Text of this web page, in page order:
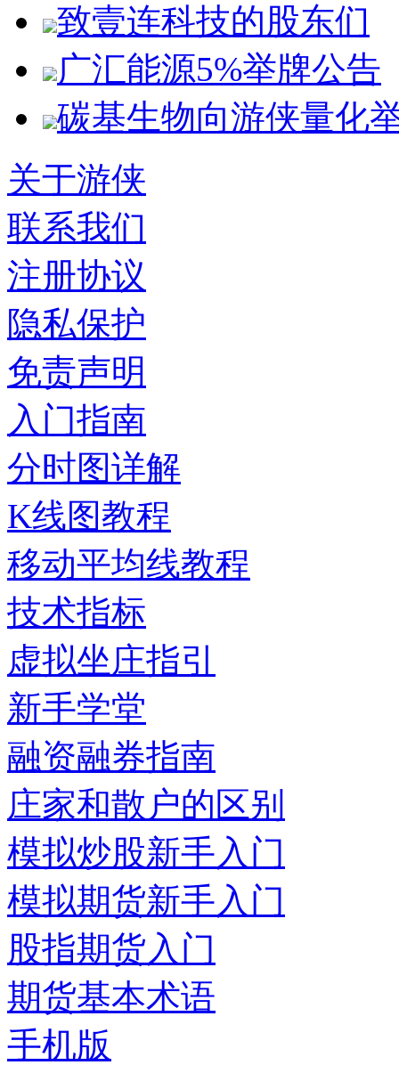
致壹连科技的股东们
广汇能源5%举牌公告
碳基生物向游侠量化
关于游侠
联系我们
注册协议
隐私保护
免责声明
入门指南
分时图详解
K线图教程
移动平均线教程
技术指标
虚拟坐庄指引
新手学堂
融资融券指南
庄家和散户的区别
模拟炒股新手入门
模拟期货新手入门
股指期货入门
期货基本术语
手机版